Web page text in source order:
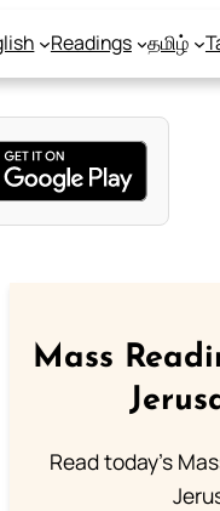
Readings தமிழ்
Mass
Read today's